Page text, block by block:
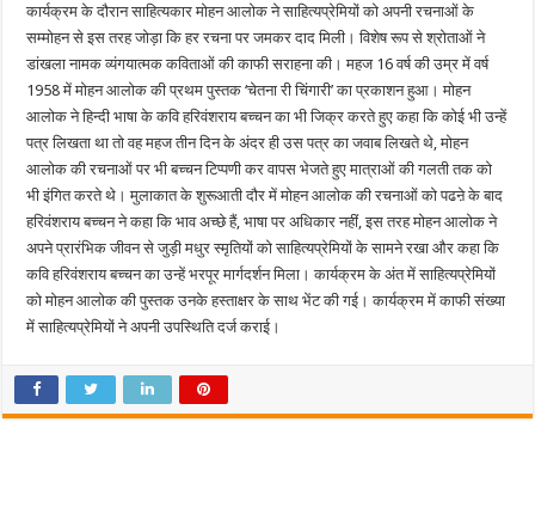
कार्यक्रम के दौरान साहित्यकार मोहन आलोक ने साहित्यप्रेमियों को अपनी रचनाओं के
सम्मोहन से इस तरह जोड़ा कि हर रचना पर जमकर दाद मिली। विशेष रूप से श्रोताओं ने
डांखला नामक व्यंगयात्मक कविताओं की काफी सराहना की। महज 16 वर्ष की उम्र में वर्ष
1958 में मोहन आलोक की प्रथम पुस्तक ‘चेतना री चिंगारी’ का प्रकाशन हुआ। मोहन
आलोक ने हिन्दी भाषा के कवि हरिवंशराय बच्चन का भी जिक्र करते हुए कहा कि कोई भी उन्हें
पत्र लिखता था तो वह महज तीन दिन के अंदर ही उस पत्र का जवाब लिखते थे, मोहन
आलोक की रचनाओं पर भी बच्चन टिप्पणी कर वापस भेजते हुए मात्राओं की गलती तक को
भी इंगित करते थे। मुलाकात के शुरूआती दौर में मोहन आलोक की रचनाओं को पढऩे के बाद
हरिवंशराय बच्चन ने कहा कि भाव अच्छे हैं, भाषा पर अधिकार नहीं, इस तरह मोहन आलोक ने
अपने प्रारंभिक जीवन से जुड़ी मधुर स्मृतियों को साहित्यप्रेमियों के सामने रखा और कहा कि
कवि हरिवंशराय बच्चन का उन्हें भरपूर मार्गदर्शन मिला। कार्यक्रम के अंत में साहित्यप्रेमियों
को मोहन आलोक की पुस्तक उनके हस्ताक्षर के साथ भेंट की गई। कार्यक्रम में काफी संख्या
में साहित्यप्रेमियों ने अपनी उपस्थिति दर्ज कराई।